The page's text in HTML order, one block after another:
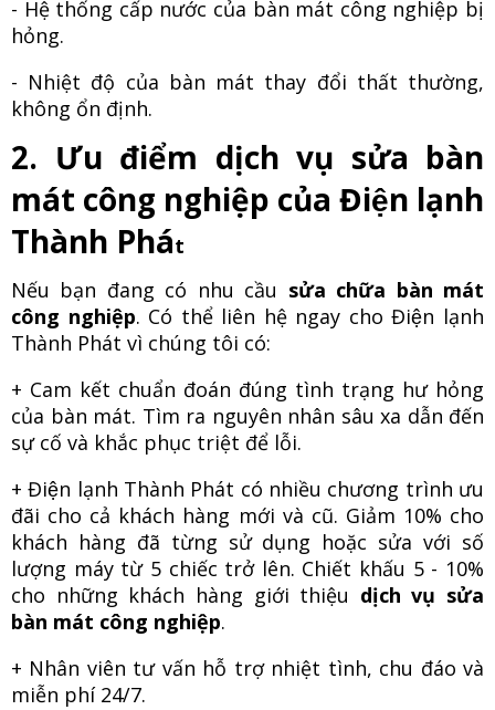
- Hệ thống cấp nước của bàn mát công nghiệp bị
hỏng.
- Nhiệt độ của bàn mát thay đổi thất thường,
không ổn định.
2. Ưu điểm dịch vụ sửa bàn
mát công nghiệp của Điện lạnh
Thành Phát
Nếu bạn đang có nhu cầu sửa chữa bàn mát
công nghiệp. Có thể liên hệ ngay cho Điện lạnh
Thành Phát vì chúng tôi có:
+ Cam kết chuẩn đoán đúng tình trạng hư hỏng
của bàn mát. Tìm ra nguyên nhân sâu xa dẫn đến
sự cố và khắc phục triệt để lỗi.
+ Điện lạnh Thành Phát có nhiều chương trình ưu
đãi cho cả khách hàng mới và cũ. Giảm 10% cho
khách hàng đã từng sử dụng hoặc sửa với số
lượng máy từ 5 chiếc trở lên. Chiết khấu 5 - 10%
cho những khách hàng giới thiệu dịch vụ sửa
bàn mát công nghiệp.
+ Nhân viên tư vấn hỗ trợ nhiệt tình, chu đáo và
miễn phí 24/7.